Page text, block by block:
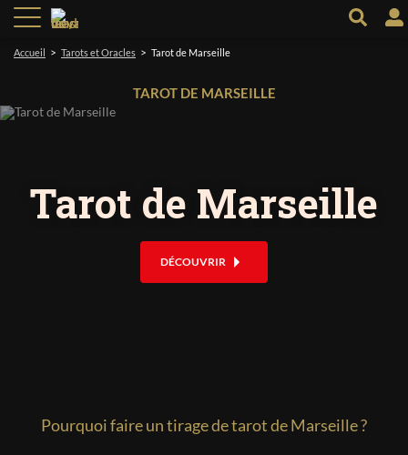
Accueil > Tarots et Oracles > Tarot de Marseille
TAROT DE MARSEILLE
Tarot de Marseille
DÉCOUVRIR
Pourquoi faire un tirage de tarot de Marseille ?